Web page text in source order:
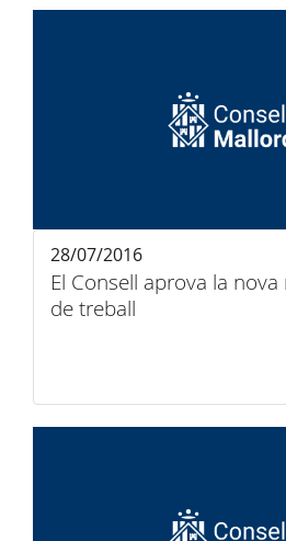
El Consell aprova la
de treball
28/07/2016